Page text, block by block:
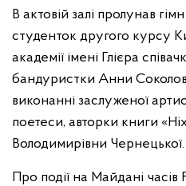
В актовій залі пролунав
студенток другого курсу
академії імені Глієра
бандуристки Анни
виконанні заслуженої
поетеси, авторки книги
Володимирівни Чернецької.
Про події на Майдані часів